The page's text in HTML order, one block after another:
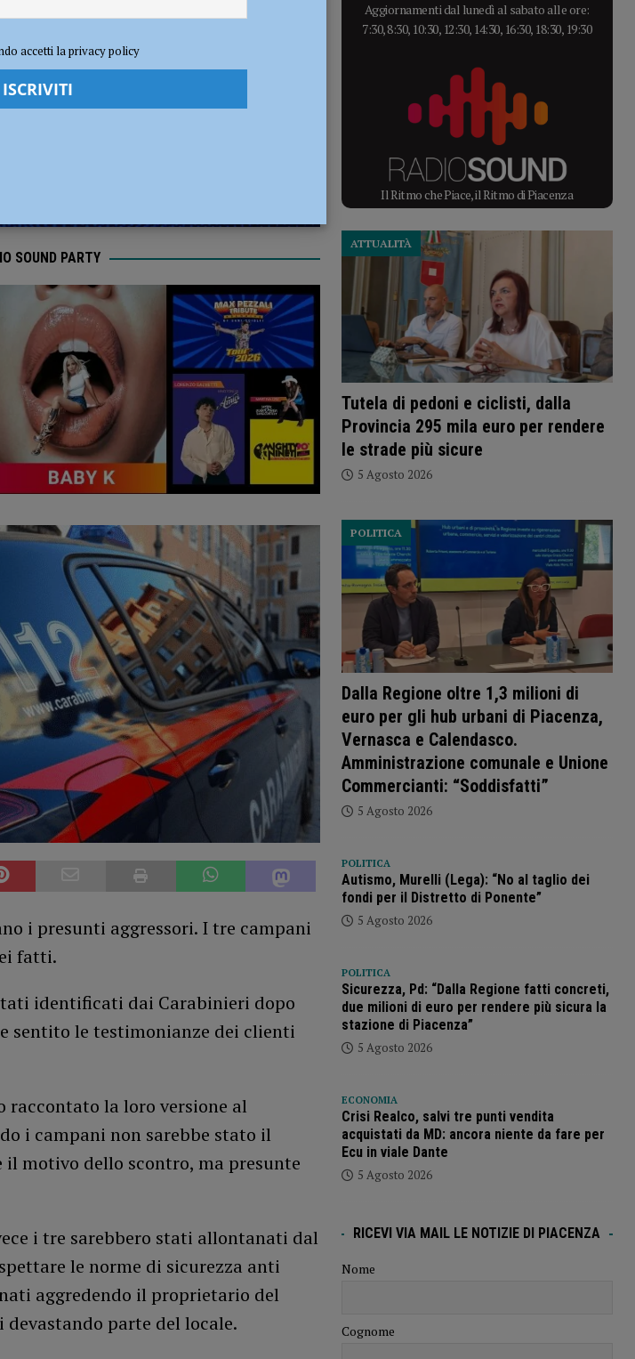
più sicure ATTUALITÀ
Cronaca Piacenza
SOUND PARTY
i presunti aggressori. I tre campani
fatti.
identificati dai Carabinieri dopo
sentito le testimonianze dei clienti
raccontato la loro versione al
i campani non sarebbe stato il
il motivo dello scontro, ma presunte
i tre sarebbero stati allontanati dal
le norme di sicurezza anti
aggredendo il proprietario del
parte del locale.
Aggiornamenti dal lunedì al sabato alle ore:
7:30, 8:30, 10:30, 12:30, 14:30, 16:30, 18:30, 19:30
Il Ritmo che Piace, il Ritmo di Piacenza
Tutela di pedoni e ciclisti, dalla
Provincia 295 mila euro per rendere
le strade più sicure
ATTUALITÀ
5 Agosto 2026
Dalla Regione oltre 1,3 milioni di
euro per gli hub urbani di Piacenza,
Vernasca e Calendasco.
Amministrazione comunale e Unione
Commercianti: “Soddisfatti”
POLITICA
5 Agosto 2026
POLITICA
Autismo, Murelli (Lega): “No al taglio dei
fondi per il Distretto di Ponente”
5 Agosto 2026
POLITICA
Sicurezza, Pd: “Dalla Regione fatti concreti,
due milioni di euro per rendere più sicura la
stazione di Piacenza”
5 Agosto 2026
ECONOMIA
Crisi Realco, salvi tre punti vendita
acquistati da MD: ancora niente da fare per
Ecu in viale Dante
5 Agosto 2026
RICEVI VIA MAIL LE NOTIZIE DI PIACENZA
Nome
Cognome
accetti la privacy policy